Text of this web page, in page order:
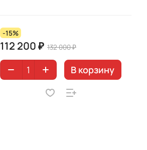
-15%
112 200 ₽ 132 000 ₽
В корзину